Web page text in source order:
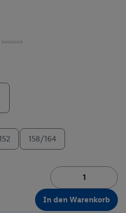
158/164
In den Warenkorb